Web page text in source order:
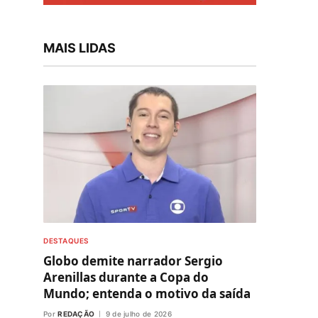
MAIS LIDAS
DESTAQUES
Globo demite narrador Sergio
Arenillas durante a Copa do
Mundo; entenda o motivo da saída
Por REDAÇÃO 9 de julho de 2026